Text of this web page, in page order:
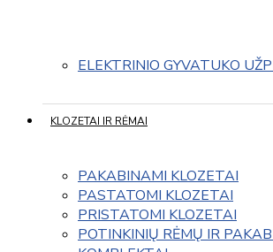
ELEKTRINIO GYVATUKO
KLOZETAI IR RĖMAI
PAKABINAMI KLOZETAI
PASTATOMI KLOZETAI
PRISTATOMI KLOZETAI
POTINKINIŲ RĖMŲ IR